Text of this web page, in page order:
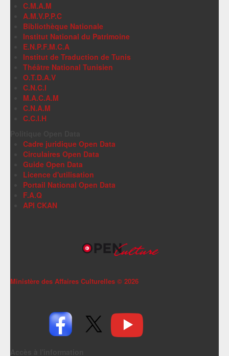
C.M.A.M
A.M.V.P.P.C
Bibliothèque Nationale
Institut National du Patrimoine
E.N.P.F.M.C.A
Institut de Traduction de Tunis
Théâtre National Tunisien
O.T.D.A.V
C.N.C.I
M.A.C.A.M
C.N.A.M
C.C.I.H
Cadre juridique Open Data
Circulaires Open Data
Guide Open Data
Licence d'utilisation
Portail National Open Data
F.A.Q
API CKAN
Ministère des Affaires Culturelles © 2026